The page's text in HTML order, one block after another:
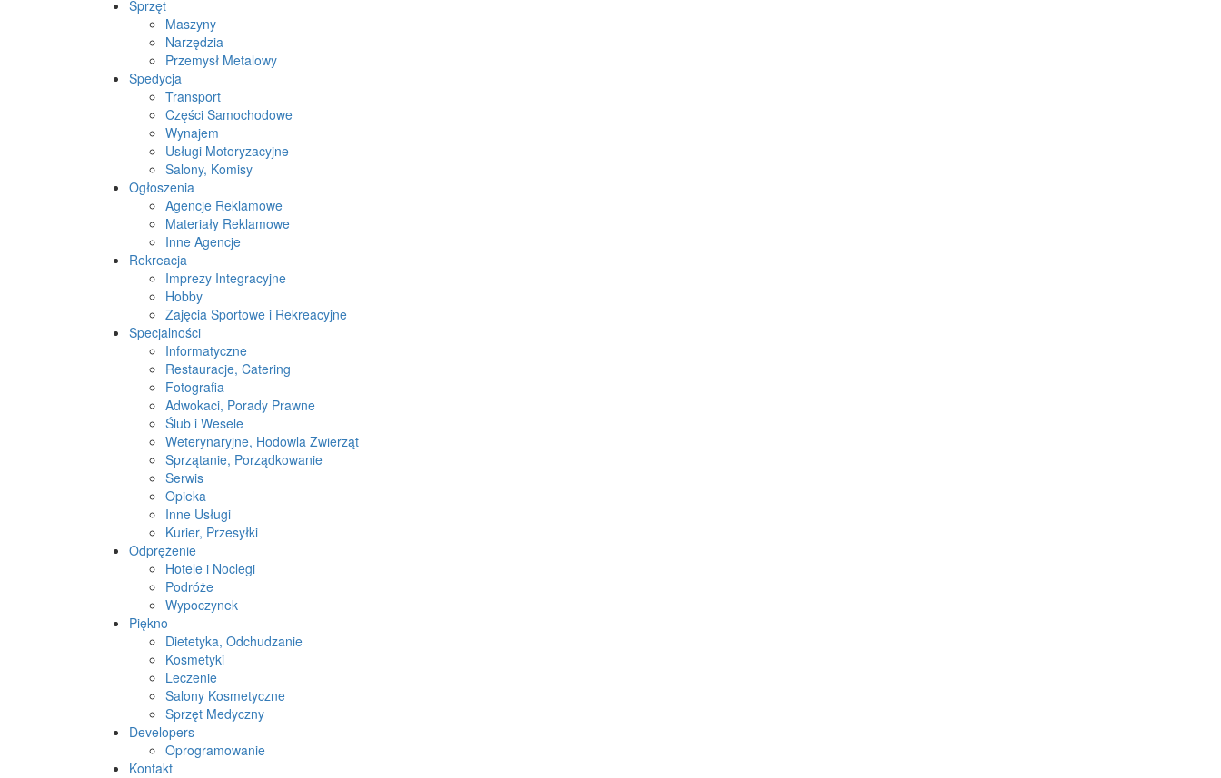
Sprzęt
Maszyny
Narzędzia
Przemysł Metalowy
Spedycja
Transport
Części Samochodowe
Wynajem
Usługi Motoryzacyjne
Salony, Komisy
Ogłoszenia
Agencje Reklamowe
Materiały Reklamowe
Inne Agencje
Rekreacja
Imprezy Integracyjne
Hobby
Zajęcia Sportowe i Rekreacyjne
Specjalności
Informatyczne
Restauracje, Catering
Fotografia
Adwokaci, Porady Prawne
Ślub i Wesele
Weterynaryjne, Hodowla Zwierząt
Sprzątanie, Porządkowanie
Serwis
Opieka
Inne Usługi
Kurier, Przesyłki
Odprężenie
Hotele i Noclegi
Podróże
Wypoczynek
Piękno
Dietetyka, Odchudzanie
Kosmetyki
Leczenie
Salony Kosmetyczne
Sprzęt Medyczny
Developers
Oprogramowanie
Kontakt